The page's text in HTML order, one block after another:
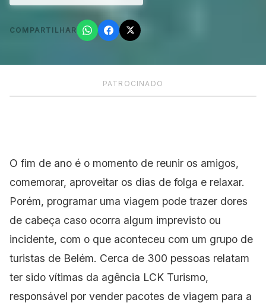
COMPARTILHAR
PATROCINADO
O fim de ano é o momento de reunir os amigos,
comemorar, aproveitar os dias de folga e relaxar.
Porém, programar uma viagem pode trazer dores
de cabeça caso ocorra algum imprevisto ou
incidente, com o que aconteceu com um grupo de
turistas de Belém. Cerca de 300 pessoas relatam
ter sido vítimas da agência LCK Turismo,
responsável por vender pacotes de viagem para a